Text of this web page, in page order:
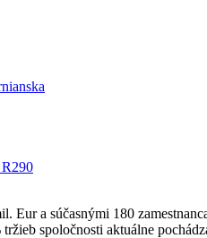
Eur a súčasnými 180
spoločnosti aktuálne